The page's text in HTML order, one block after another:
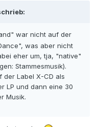
war nicht auf der
was aber nicht
eher um, tja, "native"
Stammesmusik).
der Label X-CD als
LP und dann eine 30
Musik.